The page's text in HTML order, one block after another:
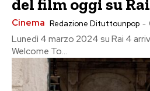
del film oggi su
Cinema Redazione Dituttounpop -
Lunedì 4 marzo 2024 su Rai 4
Welcome To...